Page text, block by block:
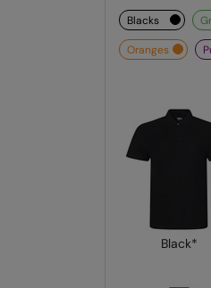
blacks
oranges
Black*